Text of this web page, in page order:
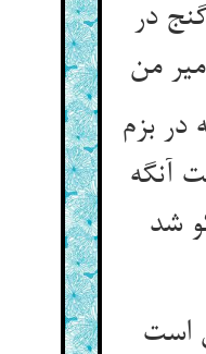
در
در بزم
آنگه
شد
است